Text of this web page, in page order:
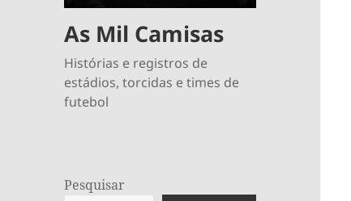
As Mil Camisas
Histórias e registros de
estádios, torcidas e times de
futebol
Pesquisar